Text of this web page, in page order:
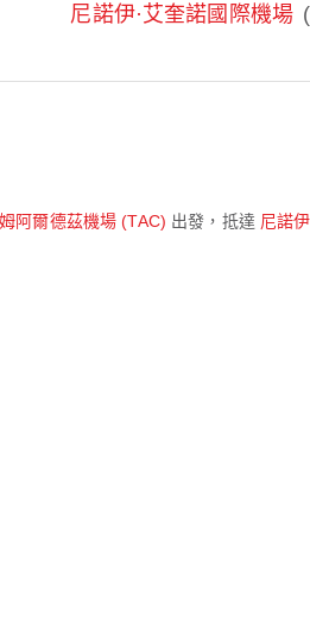
尼諾伊·艾奎諾國際機場
阿爾德茲機場 (TAC) 出發，抵達 尼諾